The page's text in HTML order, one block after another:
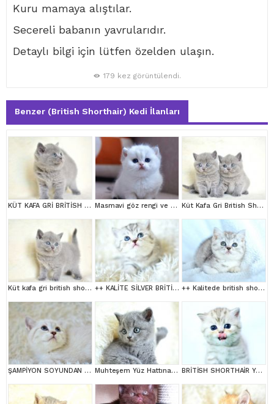
Kuru mamaya alıştılar.
Secereli babanın yavrularıdır.
Detaylı bilgi için lütfen özelden ulaşın.
179 kez görüntülendi.
Benzer (British Shorthair) Kedi İlanları
KÜT KAFA GRİ BRİTİSH SHORTHAİR YAVRULARIMIZ Masmavi göz rengi ve Bem beyaz tüyleri ile Silver British Shortair Küt Kafa Gri British Shorthair
Küt kafa gri british shorthair yavrularımız ++ KALİTE SİLVER BRİTİSH SHORTHAİR ++ Kalitede british shorthair
ŞAMPİYON SOYUNDAN LYNX BRİTİSH SHORTHAİR Muhteşem Yüz Hattına Sahip gri british shorthair BRİTİSH SHORTHAİR YAVRUMUZ